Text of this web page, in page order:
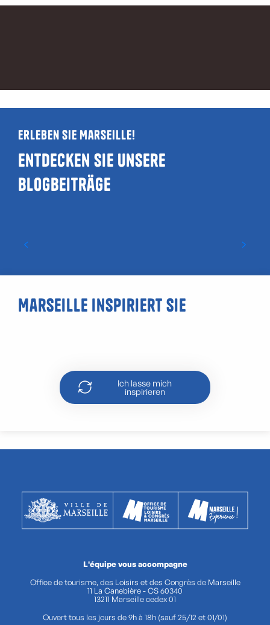
Erleben Sie Marseille!
Entdecken Sie unsere
Blogbeiträge
Marseille inspiriert Sie
Ich lasse mich
inspirieren
L'équipe vous accompagne
Office de tourisme, des Loisirs et des Congrès de Marseille
11 La Canebière - CS 60340
13211 Marseille cedex 01
Ouvert tous les jours de 9h à 18h (sauf 25/12 et 01/01)